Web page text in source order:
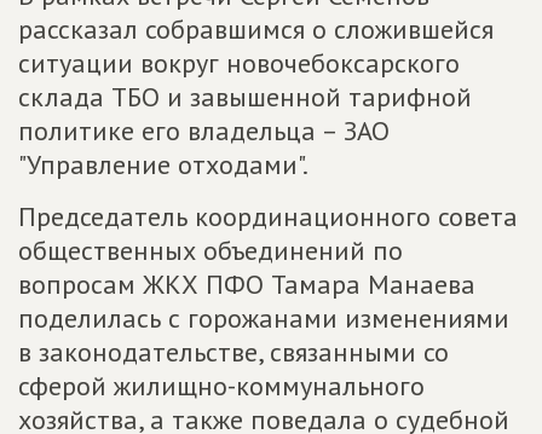
рассказал собравшимся о сложившейся
ситуации вокруг новочебоксарского
склада ТБО и завышенной тарифной
политике его владельца – ЗАО
"Управление отходами".
Председатель координационного совета
общественных объединений по
вопросам ЖКХ ПФО Тамара Манаева
поделилась с горожанами изменениями
в законодательстве, связанными со
сферой жилищно-коммунального
хозяйства, а также поведала о судебной